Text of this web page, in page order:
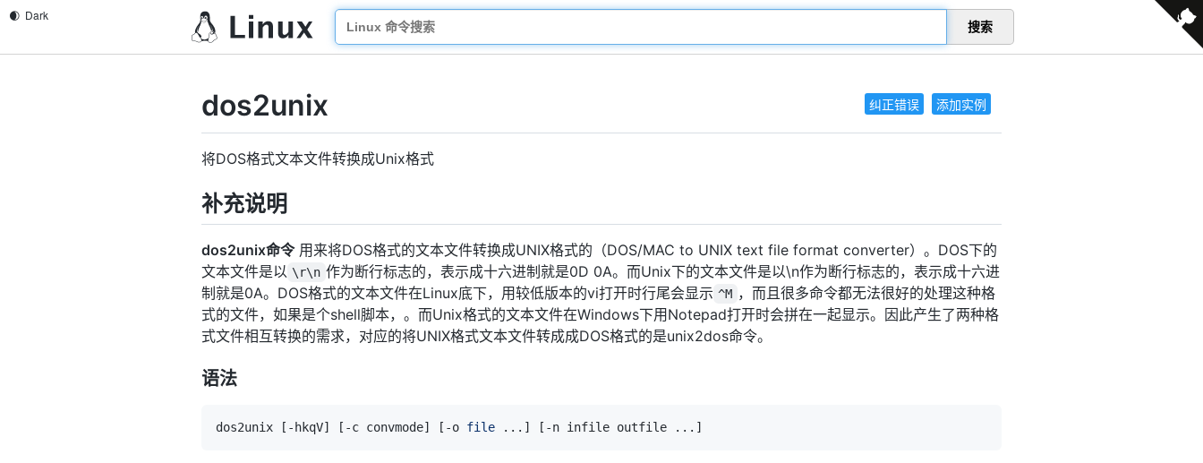
搜索
纠正错误 添加实例
dos2unix
将DOS格式文本文件转换成Unix格式
补充说明
dos2unix命令用来将DOS格式的文本文件转换成UNIX格式的（DOS/MAC to UNIX text file format converter）。DOS下的
文本文件是以 \r\n 作为断行标志的，表示成十六进制就是0D 0A。而Unix下的文本文件是以\n作为断行标志的，表示成十六进
制就是0A。DOS格式的文本文件在Linux底下，用较低版本的vi打开时行尾会显示 ^M ，而且很多命令都无法很好的处理这种格
式的文件，如果是个shell脚本，。而Unix格式的文本文件在Windows下用Notepad打开时会拼在一起显示。因此产生了两种格
式文件相互转换的需求，对应的将UNIX格式文本文件转成成DOS格式的是unix2dos命令。
语法
dos2unix [ -hkqV] [ -c convmode] [ -o file .. . ] [ -n infile outfile .. . ]